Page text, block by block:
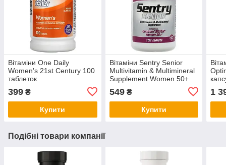
Вітаміни One Daily
Women's 21st Century 100
таблеток
399 ₴
Купити
Вітаміни Sentry Senior
Multivitamin & Multimineral
Supplement Women 50+
21st Century 100 таблеток
549₴
Купити
1
Подібні товари компанії